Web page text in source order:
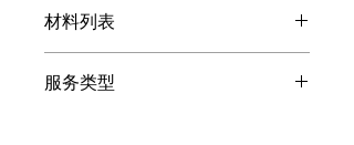
会将您指向专业译员
原件。在米兰可以来办公室递交，在其
它城市可以邮递，客服会提供收件地
址。一般流程需要三个部门的盖章
（法院、检察院、领事馆），需要一定
材料列表
服务类型